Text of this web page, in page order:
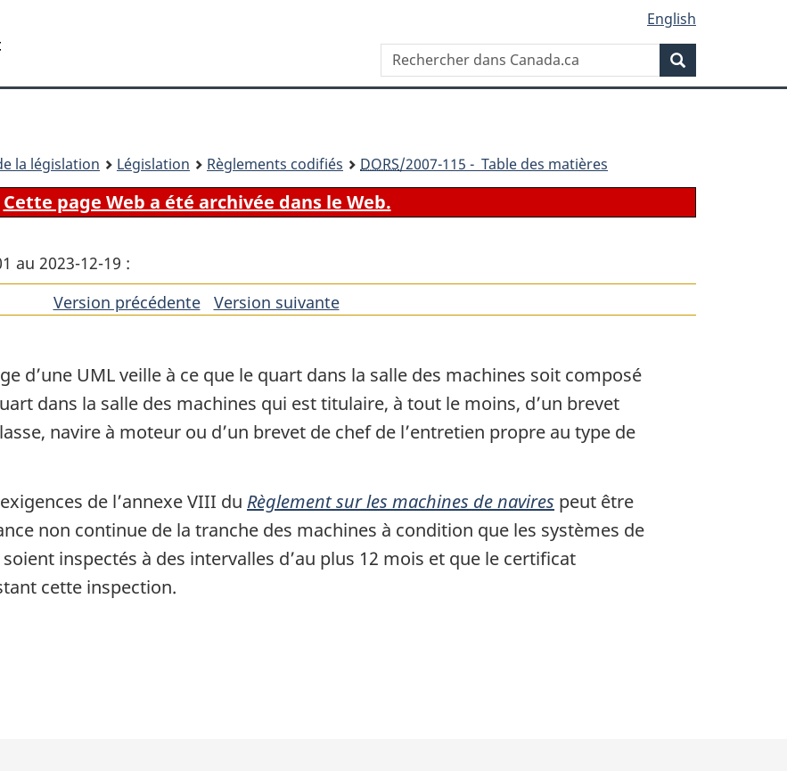
principal
À
site
version
English
Rechercher
dans
Canada.ca
la législation Législation Règlements codifiés DORS/2007-115 - Table des matières
Cette page Web a été archivée dans le Web.
au 2023-12-19 :
Version précédentedeVersion suivantede
d’une UML veille à ce que le quart dans la salle des machines soit composé
dans la salle des machines qui est titulaire, à tout le moins, d’un brevet
navire à moteur ou d’un brevet de chef de l’entretien propre au type de
de l’annexe VIII du Règlement sur les machines de navires peut être
non continue de la tranche des machines à condition que les systèmes de
inspectés à des intervalles d’au plus 12 mois et que le certificat
cette inspection.